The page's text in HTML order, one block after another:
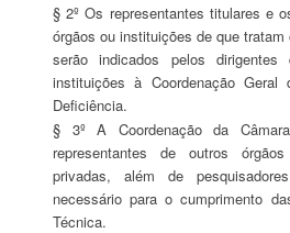
§ 2º Os representantes titulares e
órgãos ou instituições de que
serão indicados pelos
instituições à Coordenação
Deficiência.
§ 3º A Coordenação da
representantes de outros
privadas, além de
necessário para o cumprimento
Técnica.